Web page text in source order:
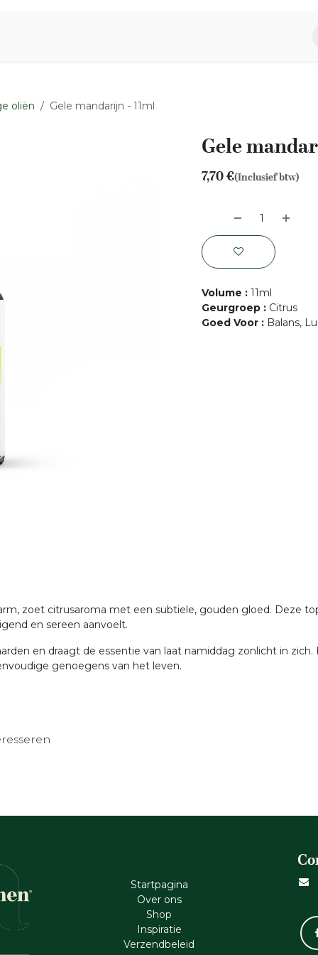
oliën Gele mandarijn - 11ml
Gele
7,70€(Inclusief btw)
Volume : 11ml
Geurgroep : Citrus
Goed Voor : Balans,
zoet citrusaroma met een subtiele, gouden gloed. Deze
en sereen aanvoelt.
en draagt de essentie van laat namiddag zonlicht in
genoegens van het leven.
Startpagina
Ove​r​ ons
Shop
Inspiratie
Verzendbeleid